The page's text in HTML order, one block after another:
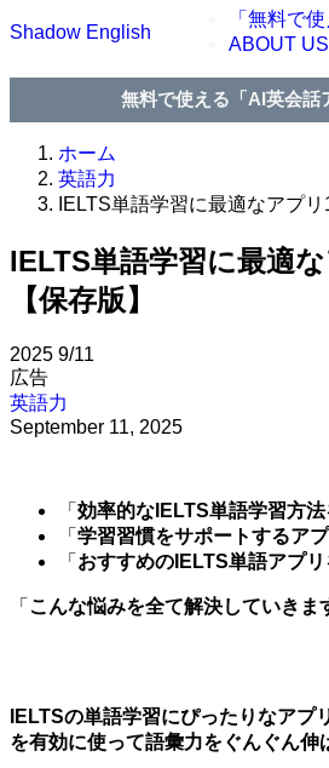
Shadow English
「無料で
ABOUT
無料で使える「AI英会話
ホーム
英語力
IELTS単語学習に最適なアプリ
IELTS単語学習に最適
【保存版】
2025 9/11
広告
英語力
September 11, 2025
「 効率的なIELTS単語学習方
「 学習習慣をサポートするア
「 おすすめのIELTS単語アプ
「 こんな悩みを全て解決していきま
IELTSの単語学習にぴったりなアプ
を有効に使って語彙力をぐんぐん伸